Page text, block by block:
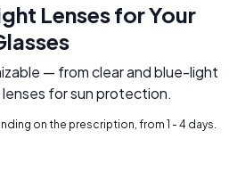
Lenses for Your
— from clear and blue-light
for sun protection.
on the prescription, from 1 - 4 days.